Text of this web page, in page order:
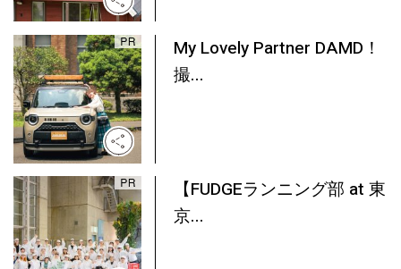
My Lovely Partner DAMD！
撮...
【FUDGEランニング部 at 東
京...